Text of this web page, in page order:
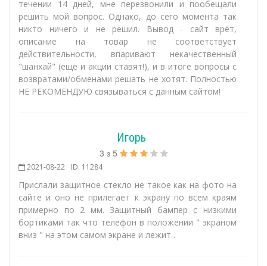
течении 14 дней, мне перезвонили и пообещали
решить мой вопрос. Однако, до сего момента так
никто ничего и не решил. Вывод - сайт врёт,
описание на товар не соответствует
действительности, впаривают некачественный
"шанхай" (ещё и акции ставят!), и в итоге вопросы с
возвратами/обменами решать не хотят. Полностью
НЕ РЕКОМЕНДУЮ связываться с данным сайтом!
Игорь
3 з 5
2021-08-22 ID: 11284
Прислали защитное стекло не такое как на фото на
сайте и оно не прилегает к экрану по всем краям
примерно по 2 мм. Защитный бампер с низкими
бортиками так что телефон в положении " экраном
вниз " на этом самом экране и лежит .